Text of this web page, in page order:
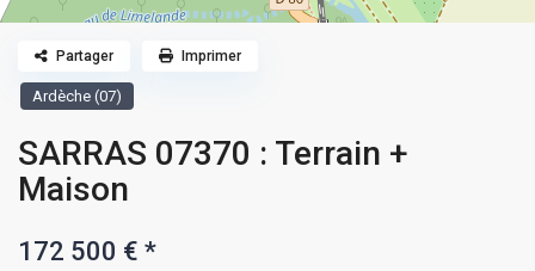
Ardèche (07)
SARRAS 07370 : Terrain +
Maison
172 500 €*
Partager Imprimer